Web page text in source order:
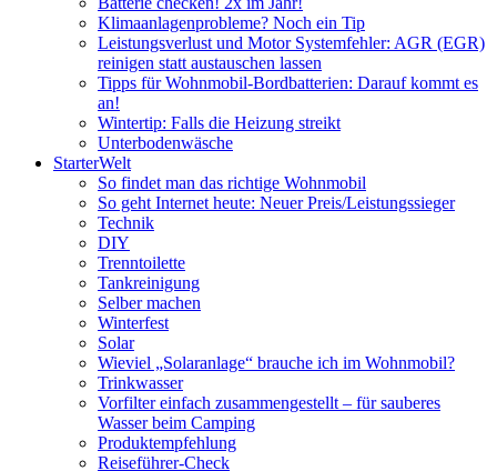
Klimaanlagenprobleme? Noch ein Tip
Leistungsverlust und Motor Systemfehler: AGR (EGR)
reinigen statt austauschen lassen
Tipps für Wohnmobil-Bordbatterien: Darauf kommt es
an!
Wintertip: Falls die Heizung streikt
Unterbodenwäsche
StarterWelt
So findet man das richtige Wohnmobil
So geht Internet heute: Neuer Preis/Leistungssieger
Technik
DIY
Trenntoilette
Tankreinigung
Selber machen
Winterfest
Solar
Wieviel „Solaranlage“ brauche ich im Wohnmobil?
Trinkwasser
Vorfilter einfach zusammengestellt – für sauberes
Wasser beim Camping
Produktempfehlung
Reiseführer-Check